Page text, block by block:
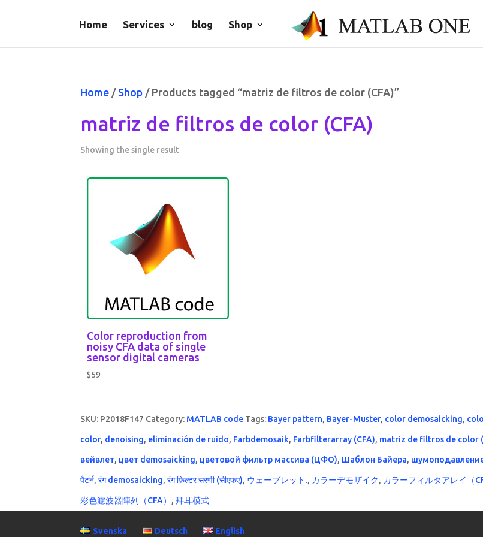
Home Services blog Shop
Home / Shop / Products tagged “matriz de filtros de color (CFA)”
matriz de filtros de color (CFA)
Showing the single result
Color reproduction from
noisy CFA data of single
sensor digital cameras
$59
SKU: P2018F147 Category: MATLAB code Tags: Bayer pattern, Bayer-Muster, color demosaicking,
color, denoising, eliminación de ruido, Farbdemosaik, Farbfilterarray (CFA), matriz de filtros de color
вейвлет, цвет demosaicking, цветовой фильтр массива (ЦФО), Шаблон Байера,
पैटर्न,रंग demosaicking,रंग फ़िल्टर सरणी (सीएफए), ウェーブレット., カラーデモザイク, カラーフィルタアレイ（
彩色濾波器陣列（CFA） , 拜耳模式
Svenska Deutsch English